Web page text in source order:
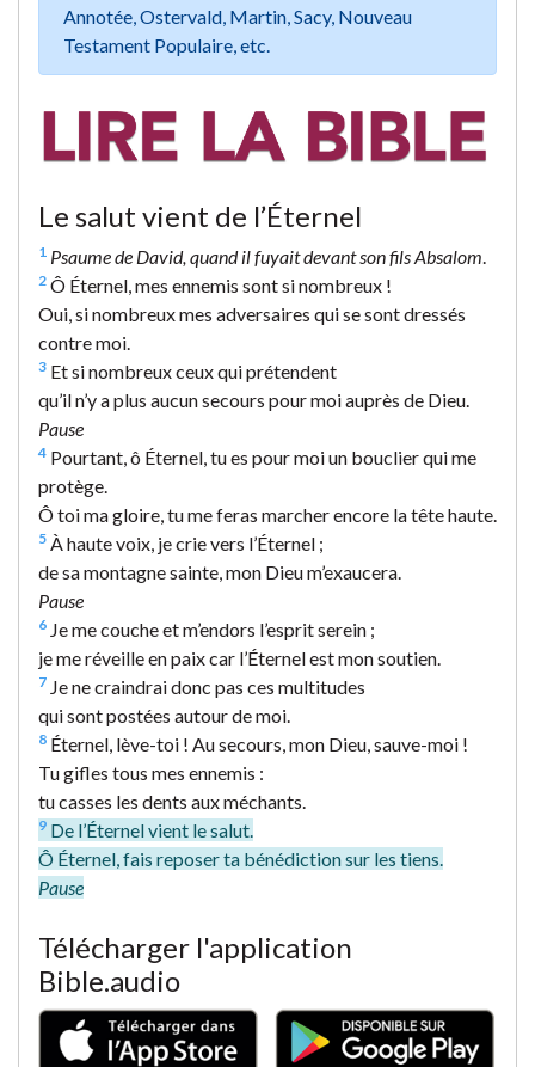
Annotée, Ostervald, Martin, Sacy, Nouveau
Testament Populaire, etc.
Le salut vient de l’Éternel
1 Psaume de David, quand il fuyait devant son fils Absalom
2 Ô Éternel, mes ennemis sont si nombreux !
Oui, si nombreux mes adversaires qui se sont dressés
contre moi.
3 Et si nombreux ceux qui prétendent
qu’il n’y a plus aucun secours pour moi auprès de Dieu.
Pause
4 Pourtant, ô Éternel, tu es pour moi un bouclier qui me
protège.
Ô toi ma gloire, tu me feras marcher encore la tête haute.
5 À haute voix, je crie vers l’Éternel ;
de sa montagne sainte, mon Dieu m’exaucera.
Pause
6 Je me couche et m’endors l’esprit serein ;
je me réveille en paix car l’Éternel est mon soutien.
7 Je ne craindrai donc pas ces multitudes
qui sont postées autour de moi.
8 Éternel, lève-toi ! Au secours, mon Dieu, sauve-moi !
Tu gifles tous mes ennemis :
tu casses les dents aux méchants.
9 De l’Éternel vient le salut.
Ô Éternel, fais reposer ta bénédiction sur les tiens.
Pause
Télécharger l'application
Bible.audio